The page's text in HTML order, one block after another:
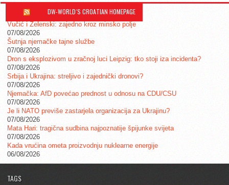
DW-WORLD´S CROATIAN HOMEPAGE
Vučić i Zelenski: zajedno kroz minsko polje
07/08/2026
Šutnja njemačke tajne službe
07/08/2026
Dron s eksplozivom u zračnoj luci Leipzig: tko stoji iza incidenta?
07/08/2026
Srbija i Ukrajina: streljivo i zajednički dronovi?
07/08/2026
Njemačka: AfD povećao prednost u odnosu na CDU/CSU
07/08/2026
Je li NATO previše zastarjela organizacija za Ukrajinu?
07/08/2026
Mata Hari: tragična sudbina najpoznatije špijunke svijeta
07/08/2026
Kada vrućina ometa proizvodnju nuklearne energije
06/08/2026
TAGS